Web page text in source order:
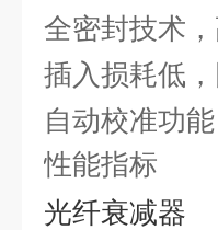
全密封技术
插入损耗低
自动校准功
性能指标
光纤衰减器